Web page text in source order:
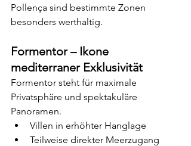
Pollença sind bestimmte Zonen
besonders werthaltig.
Formentor – Ikone
mediterraner Exklusivität
Formentor steht für maximale
Privatsphäre und spektakuläre
Panoramen.
Villen in erhöhter Hanglage
Teilweise direkter Meerzugang